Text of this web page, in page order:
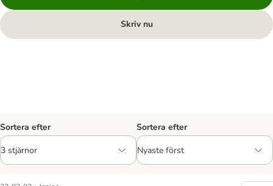
Skriv nu
Sortera efter Sortera efter